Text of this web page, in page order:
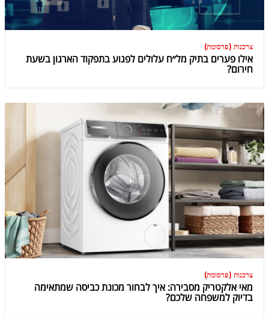
צרכנות (פרסומת)
אילו פערים בתיק מל״ח עלולים לפגוע בתפקוד הארגון בשעת
חירום?
צרכנות (פרסומת)
מאי אלקטריק מסבירה: איך לבחור מכונת כביסה שמתאימה
בדיוק למשפחה שלכם?